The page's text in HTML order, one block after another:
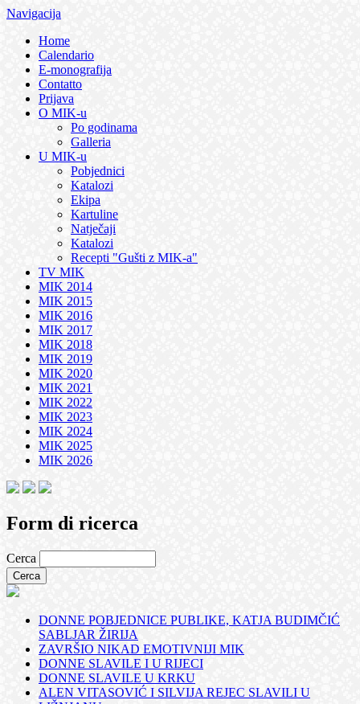
Navigacija
Home
Calendario
E-monografija
Contatto
Prijava
O MIK-u
Po godinama
Galleria
U MIK-u
Pobjednici
Katalozi
Ekipa
Kartuline
Natječaji
Katalozi
Recepti "Gušti z MIK-a"
TV MIK
MIK 2014
MIK 2015
MIK 2016
MIK 2017
MIK 2018
MIK 2019
MIK 2020
MIK 2021
MIK 2022
MIK 2023
MIK 2024
MIK 2025
MIK 2026
Form di ricerca
Cerca
DONNE POBJEDNICE PUBLIKE, KATJA BUDIMČIĆ
SABLJAR ŽIRIJA
ZAVRŠIO NIKAD EMOTIVNIJI MIK
DONNE SLAVILE I U RIJECI
DONNE SLAVILE U KRKU
ALEN VITASOVIĆ I SILVIJA REJEC SLAVILI U